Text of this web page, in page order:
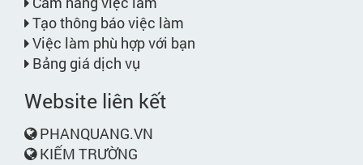
Tạo thông báo việc làm
Việc làm phù hợp với bạn
Bảng giá dịch vụ
Website liên kết
PHANQUANG.VN
KIẾM TRƯỜNG